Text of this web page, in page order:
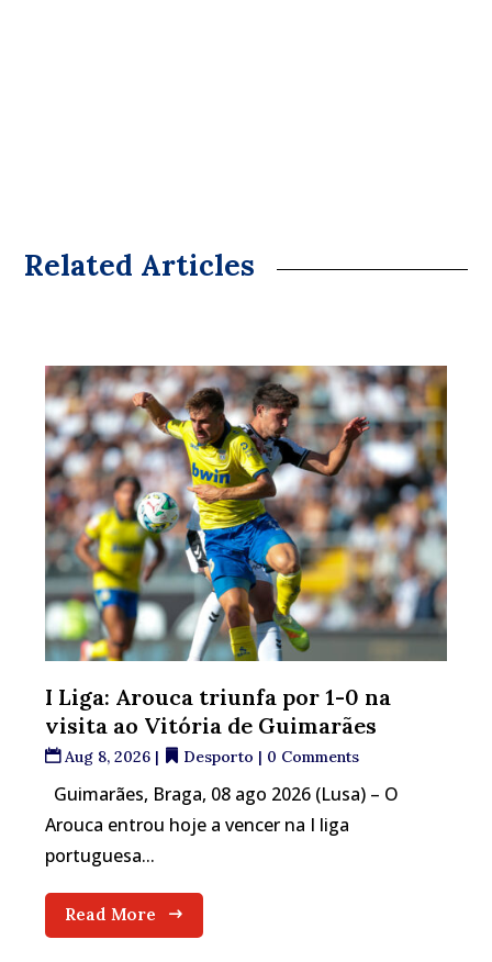
Related Articles
I Liga: Arouca triunfa por 1-0 na
visita ao Vitória de Guimarães
Aug 8, 2026 | Desporto | 0 Comments
Guimarães, Braga, 08 ago 2026 (Lusa) – O
Arouca entrou hoje a vencer na I liga
portuguesa...
Read More